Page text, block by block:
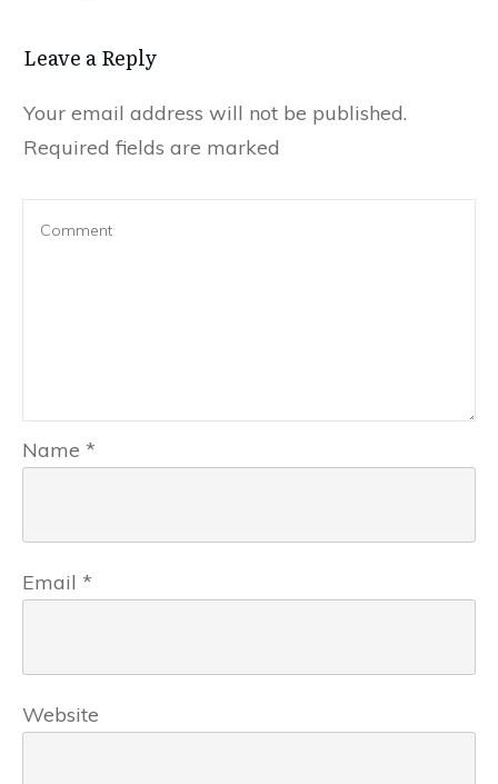
Leave a Reply
Your email address will not be published.
Required fields are marked
Name *
Email *
Website